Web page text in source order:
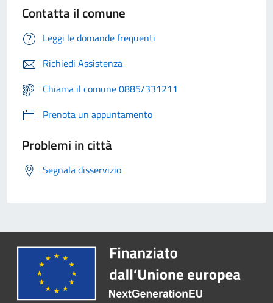
Contatta il comune
Leggi le domande frequenti
Richiedi Assistenza
Chiama il comune 0885/331211
Prenota un appuntamento
Problemi in città
Segnala disservizio